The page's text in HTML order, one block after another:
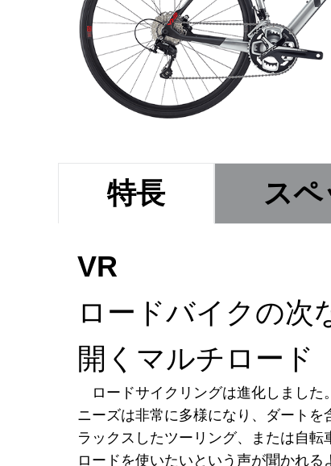
特長 スペ
VR
ロードバイクの次
開くマルチロード
ロードサイクリングは進化しました
ニーズは非常に多様になり、ダートを
ラックスしたツーリング、または自
ロードを使いたいという声が聞かれ